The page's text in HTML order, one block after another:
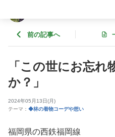
前の記事へ
「この世にお忘
か？」
2024年05月13日(月)
テーマ： ◆林の着物コーデや想い
福岡県の西鉄福岡線